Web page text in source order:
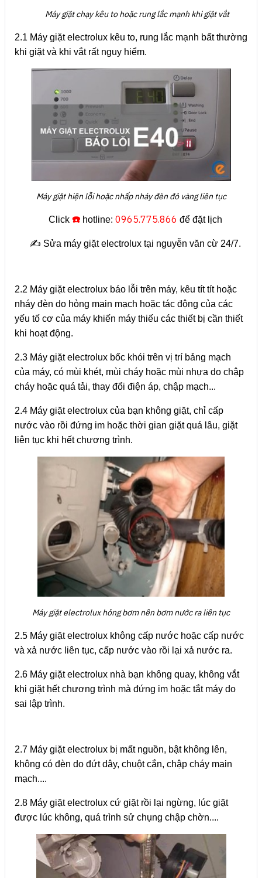
Máy giặt chạy kêu to hoặc rung lắc mạnh khi giặt vắt
2.1 Máy giặt electrolux kêu to, rung lắc mạnh bất thường
khi giặt và khi vắt rất nguy hiểm.
Máy giặt hiện lỗi hoặc nhấp nháy đèn đỏ vàng liên tục
Click ☎️ hotline: 0965.775.866 để đặt lịch
✍️ Sửa máy giặt electrolux tại nguyễn văn cừ 24/7.
2.2 Máy giặt electrolux báo lỗi trên máy, kêu tít tít hoặc
nháy đèn do hỏng main mạch hoặc tác động của các
yếu tố cơ của máy khiến máy thiếu các thiết bị cần thiết
khi hoạt động.
2.3 Máy giặt electrolux bốc khói trên vị trí bảng mạch
của máy, có mùi khét, mùi cháy hoặc mùi nhựa do chập
cháy hoặc quá tải, thay đổi điện áp, chập mạch...
2.4 Máy giặt electrolux của bạn không giặt, chỉ cấp
nước vào rồi đứng im hoặc thời gian giặt quá lâu, giặt
liên tục khi hết chương trình.
Máy giặt electrolux hỏng bơm nên bơm nước ra liên tục
2.5 Máy giặt electrolux không cấp nước hoặc cấp nước
và xả nước liên tục, cấp nước vào rồi lại xả nước ra.
2.6 Máy giặt electrolux nhà bạn không quay, không vắt
khi giặt hết chương trình mà đứng im hoặc tắt máy do
sai lập trình.
2.7 Máy giặt electrolux bị mất nguồn, bật không lên,
không có đèn do đứt dây, chuột cắn, chập cháy main
mạch....
2.8 Máy giặt electrolux cứ giặt rồi lại ngừng, lúc giặt
được lúc không, quá trình sử chụng chập chờn....